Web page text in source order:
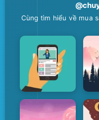
Cùng tìm hiểu về mua